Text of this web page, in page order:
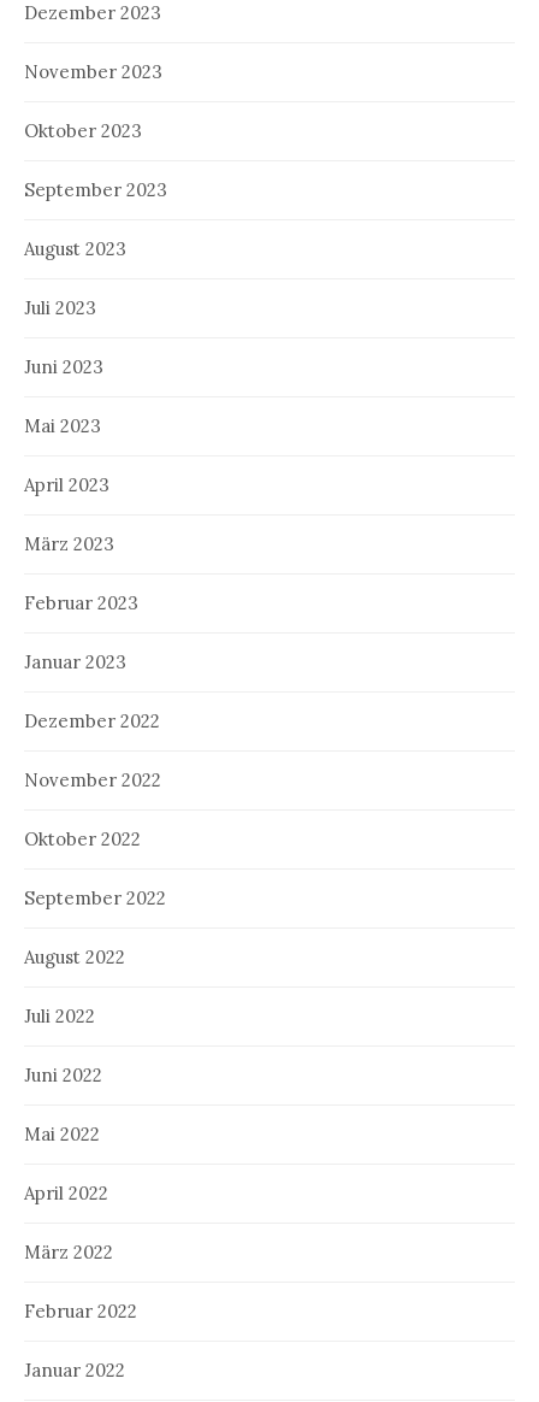
Dezember 2023
November 2023
Oktober 2023
September 2023
August 2023
Juli 2023
Juni 2023
Mai 2023
April 2023
März 2023
Februar 2023
Januar 2023
Dezember 2022
November 2022
Oktober 2022
September 2022
August 2022
Juli 2022
Juni 2022
Mai 2022
April 2022
März 2022
Februar 2022
Januar 2022